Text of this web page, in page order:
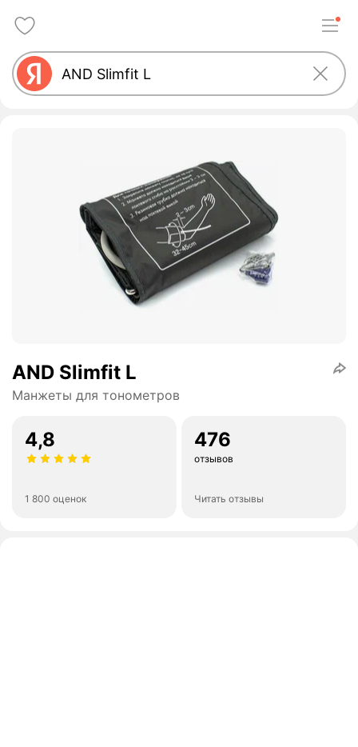
AND Slimfit L
Манжеты для тонометров
4,8
1 800 оценок
476
отзывов
Читать отзывы